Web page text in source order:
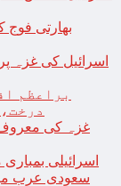
براعظم
غزہ کی معروف
اسرائیلی بمباری میں 12 سالہ فلسطینی
سعودی عرب